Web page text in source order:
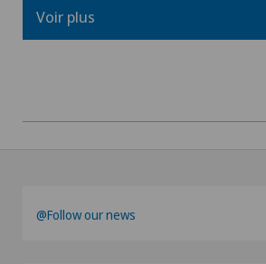
Médecine physique et réadaptation
Neurochirurgie
Obésité et Surpoids
Voir plus
@Follow our news